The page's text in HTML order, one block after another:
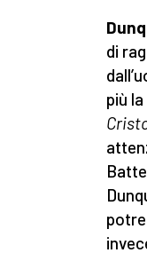
di
più